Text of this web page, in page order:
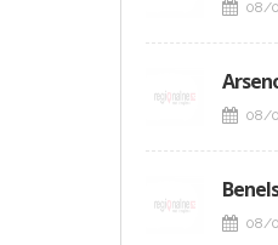
08/
08/
08/